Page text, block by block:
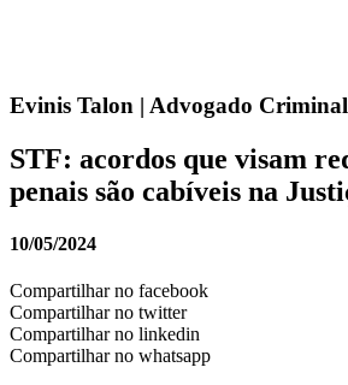
Evinis Talon | Advogado
STF: acordos que visam
penais são cabíveis na
10/05/2024
Compartilhar no facebook
Compartilhar no twitter
Compartilhar no linkedin
Compartilhar no whatsapp